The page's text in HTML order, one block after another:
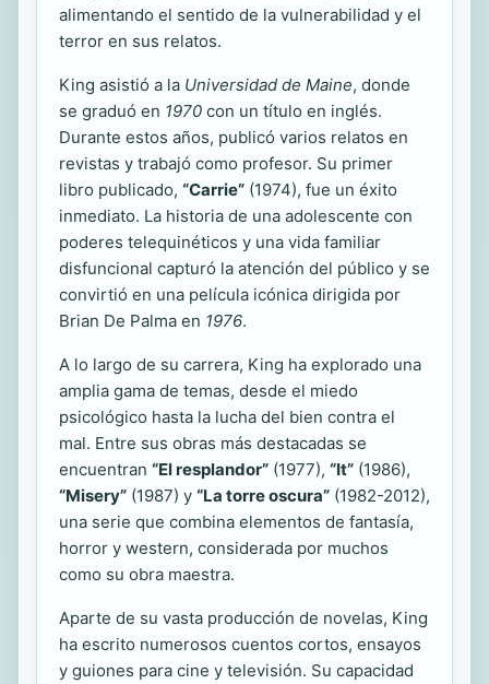
alimentando el sentido de la vulnerabilidad y el
terror en sus relatos.
King asistió a la Universidad de Maine, donde
se graduó en 1970 con un título en inglés.
Durante estos años, publicó varios relatos en
revistas y trabajó como profesor. Su primer
libro publicado, “Carrie” (1974), fue un éxito
inmediato. La historia de una adolescente con
poderes telequinéticos y una vida familiar
disfuncional capturó la atención del público y se
convirtió en una película icónica dirigida por
Brian De Palma en 1976.
A lo largo de su carrera, King ha explorado una
amplia gama de temas, desde el miedo
psicológico hasta la lucha del bien contra el
mal. Entre sus obras más destacadas se
encuentran “El resplandor” (1977), “It” (1986),
“Misery” (1987) y “La torre oscura” (1982-2012),
una serie que combina elementos de fantasía,
horror y western, considerada por muchos
como su obra maestra.
Aparte de su vasta producción de novelas, King
ha escrito numerosos cuentos cortos, ensayos
y guiones para cine y televisión. Su capacidad